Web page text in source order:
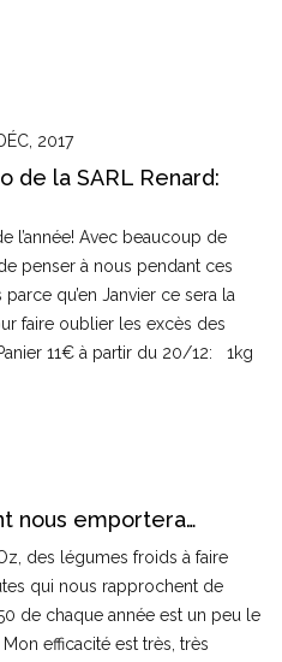
2017
de la SARL Renard:
l’année! Avec beaucoup de
penser à nous pendant ces
qu’en Janvier ce sera la
faire oublier les excès des
11€ à partir du 20/12: 1kg
nous emportera…
des légumes froids à faire
qui nous rapprochent de
de chaque année est un peu le
efficacité est très, très